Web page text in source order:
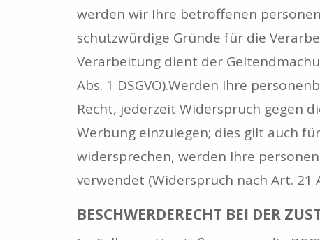
werden wir Ihre betroffenen
schutzwürdige Gründe für die
Verarbeitung dient der
Abs. 1 DSGVO).Werden Ihre
Recht, jederzeit Widerspruch gegen
Werbung einzulegen; dies gilt auch
widersprechen, werden Ihre
verwendet (Widerspruch nach Art. 21
BESCHWERDERECHT BEI DER